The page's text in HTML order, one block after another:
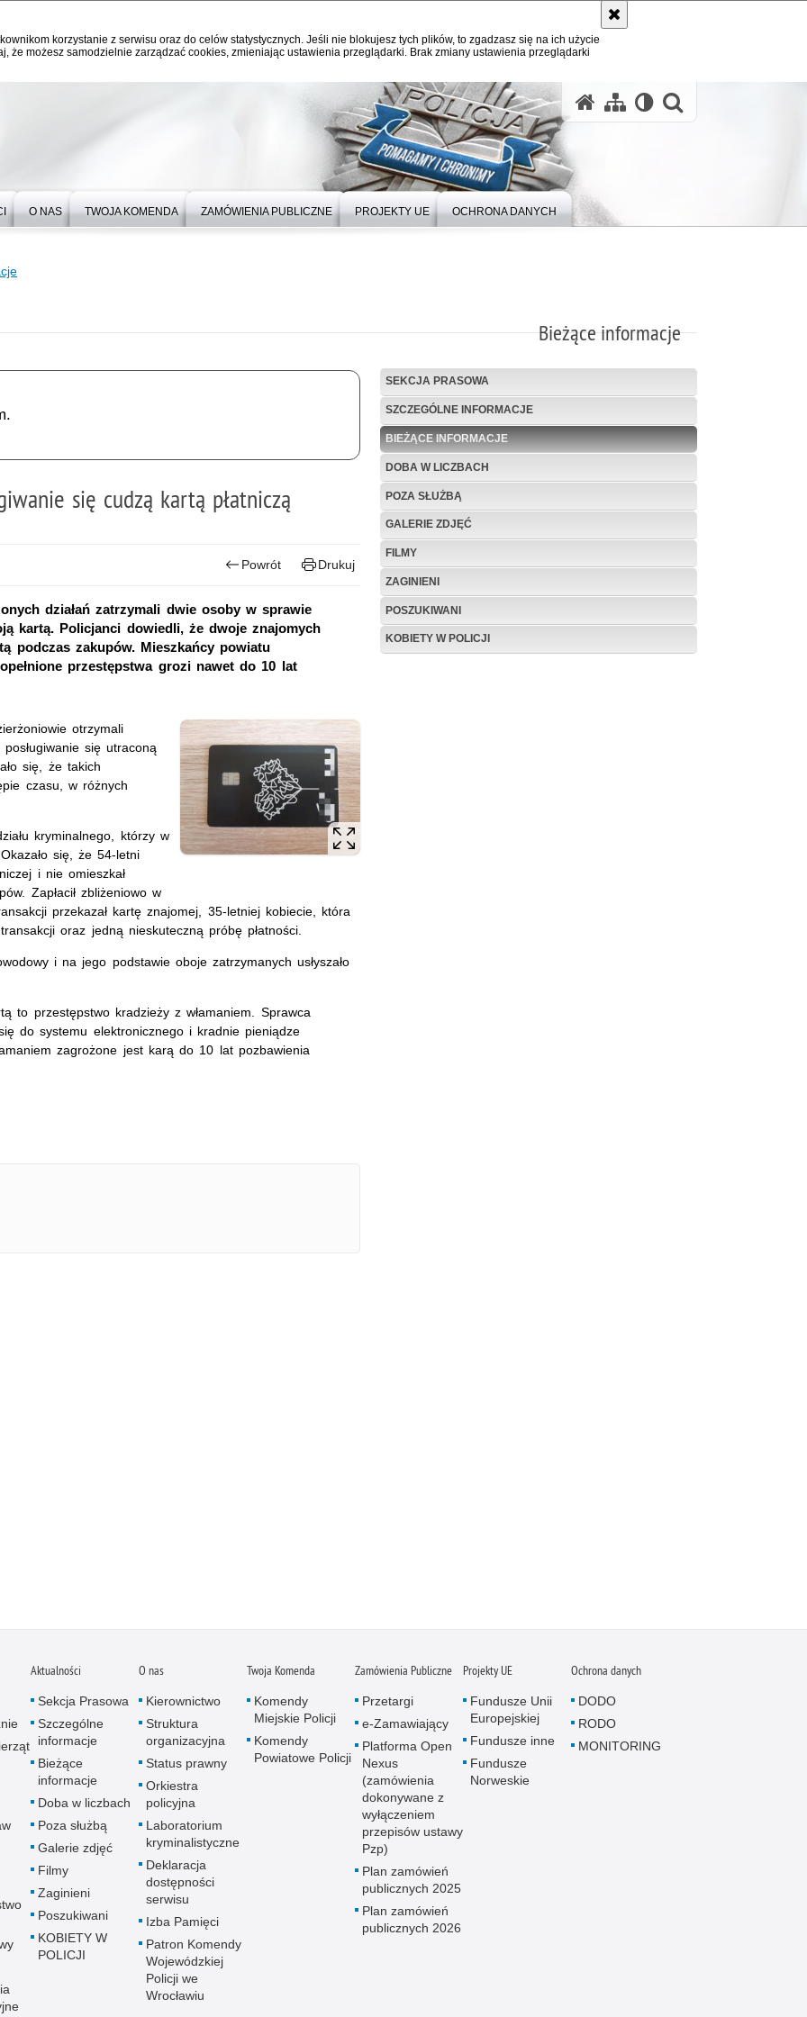
korzystanie z serwisu oraz do celów statystycznych. Jeśli nie blokujesz tych plików, to zgadzasz się na ich użycie
że możesz samodzielnie zarządzać cookies, zmieniając ustawienia przeglądarki. Brak zmiany ustawienia przeglądarki
O NAS TWOJA KOMENDA ZAMÓWIENIA PUBLICZNE PROJEKTY UE OCHRONA DANYCH
Bieżące informacje
się cudzą kartą płatniczą
Powrót Drukuj
działań zatrzymali dwie osoby w sprawie
kartą. Policjanci dowiedli, że dwoje znajomych
podczas zakupów. Mieszkańcy powiatu
przestępstwa grozi nawet do 10 lat
otrzymali
się utraconą
się, że takich
czasu, w różnych
kryminalnego, którzy w
się, że 54-letni
i nie omieszkał
Zapłacił zbliżeniowo w
przekazał kartę znajomej, 35-letniej kobiecie, która
oraz jedną nieskuteczną próbę płatności.
i na jego podstawie oboje zatrzymanych usłyszało
to przestępstwo kradzieży z włamaniem. Sprawca
do systemu elektronicznego i kradnie pieniądze
zagrożone jest karą do 10 lat pozbawienia
SEKCJA PRASOWA
SZCZEGÓLNE INFORMACJE
BIEŻĄCE INFORMACJE
DOBA W LICZBACH
POZA SŁUŻBĄ
GALERIE ZDJĘĆ
FILMY
ZAGINIENI
POSZUKIWANI
KOBIETY W POLICJI
Aktualności
Sekcja Prasowa
Szczególne
informacje
Bieżące
informacje
Doba w liczbach
Poza służbą
Galerie zdjęć
Filmy
Zaginieni
Poszukiwani
KOBIETY W
POLICJI
O nas
Kierownictwo
Struktura
organizacyjna
Status prawny
Orkiestra
policyjna
Laboratorium
kryminalistyczne
Deklaracja
dostępności
serwisu
Izba Pamięci
Patron Komendy
Wojewódzkiej
Policji we
Wrocławiu
Twoja Komenda
Komendy
Miejskie Policji
Komendy
Powiatowe Policji
Zamówienia Publiczne
Przetargi
e-Zamawiający
Platforma Open
Nexus
(zamówienia
dokonywane z
wyłączeniem
przepisów ustawy
Pzp)
Plan zamówień
publicznych 2025
Plan zamówień
publicznych 2026
Projekty UE
Fundusze Unii
Europejskiej
Fundusze inne
Fundusze
Norweskie
Ochrona danych
DODO
RODO
MONITORING